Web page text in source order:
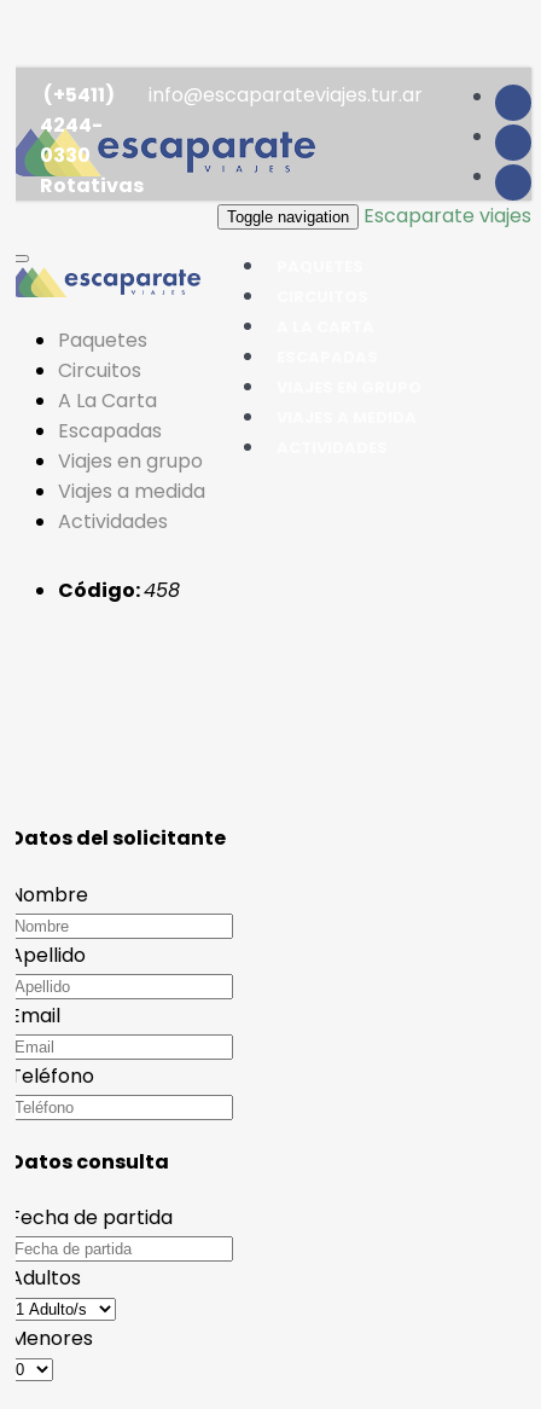
(+5411)
4244-
0330
Rotativas
info@escaparateviajes.tur.ar
Toggle navigation Escaparate viajes
Paquetes
Circuitos
A La Carta
Escapadas
Viajes en grupo
Viajes a medida
Actividades
Código:458
del solicitante
consulta
de partida